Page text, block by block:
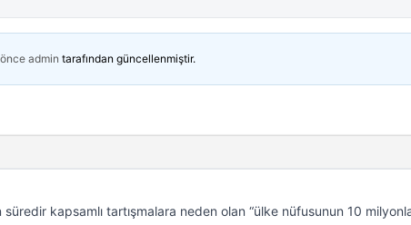
admin tarafından güncellenmiştir.
kapsamlı tartışmalara neden olan “ülke nüfusunun 10